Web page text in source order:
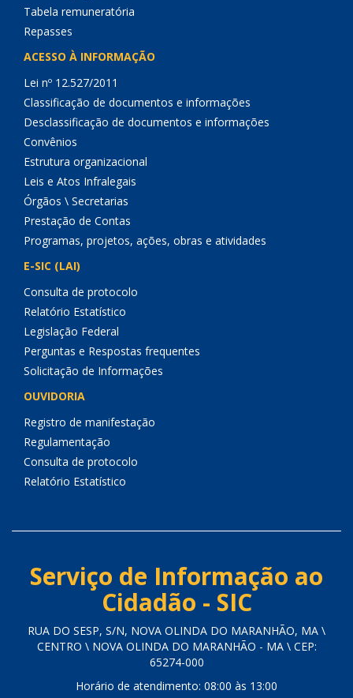
Tabela remuneratória
Repasses
ACESSO À INFORMAÇÃO
Lei nº 12.527/2011
Classificação de documentos e informações
Desclassificação de documentos e informações
Convênios
Estrutura organizacional
Leis e Atos Infralegais
Órgãos \ Secretarias
Prestação de Contas
Programas, projetos, ações, obras e atividades
E-SIC (LAI)
Consulta de protocolo
Relatório Estatístico
Legislação Federal
Perguntas e Respostas frequentes
Solicitação de Informações
OUVIDORIA
Registro de manifestação
Regulamentação
Consulta de protocolo
Relatório Estatístico
Serviço de Informação ao
Cidadão - SIC
RUA DO SESP, S/N, NOVA OLINDA DO MARANHÃO, MA \
CENTRO \ NOVA OLINDA DO MARANHÃO - MA \ CEP:
65274-000
Horário de atendimento: 08:00 às 13:00